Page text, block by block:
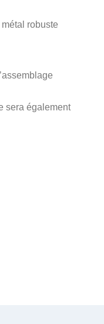
robuste
sera également